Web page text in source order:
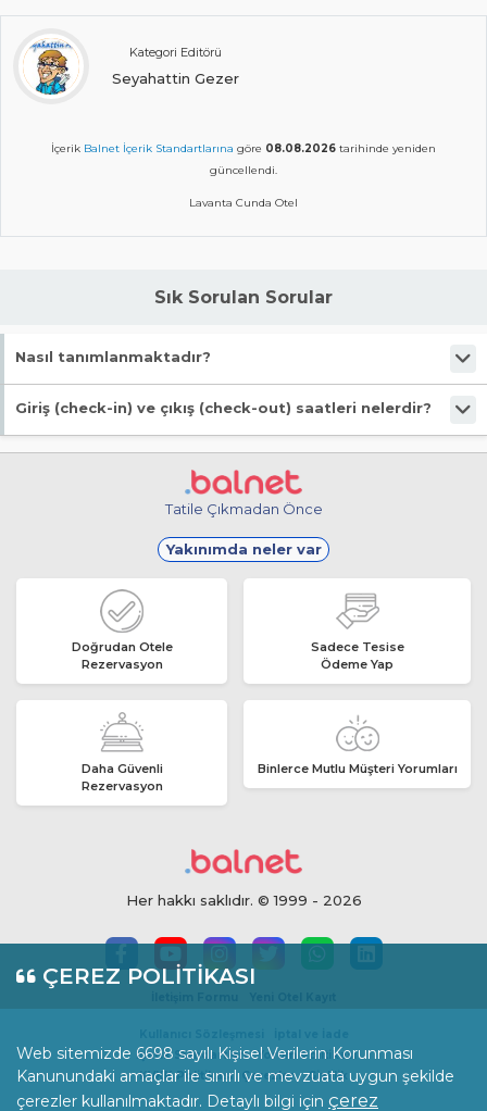
ÇEREZ POLİTİKASI
Web sitemizde 6698 sayılı Kişisel Verilerin Korunması
Kanunundaki amaçlar ile sınırlı ve mevzuata uygun şekilde
çerezler kullanılmaktadır. Detaylı bilgi için çerez
Kategori Editörü
Seyahattin Gezer
İçerik Balnet İçerik Standartlarına göre 08.08.2026 tarihinde yeniden
güncellendi.
Lavanta Cunda Otel
Sık Sorulan Sorular
Nasıl tanımlanmaktadır?
Tesis Butik Otel statüsündedir.
Giriş (check-in) ve çıkış (check-out) saatleri nelerdir?
Giriş en erken 14:00, çıkış en geç 12:00 saatindedir.
Tatile Çıkmadan Önce
Yakınımda neler var
Doğrudan Otele
Rezervasyon
Sadece Tesise
Ödeme Yap
Daha Güvenli
Rezervasyon
Binlerce Mutlu Müşteri Yorumları
Her hakkı saklıdır. © 1999 - 2026
İçerik Standartları
Yorum Politikası
KVKK Politikası
Çerezler Gizlilik